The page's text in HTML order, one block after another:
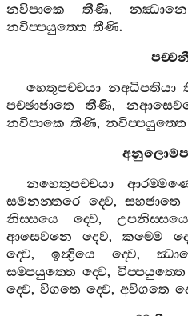
නවිපාකෙ
තීණි, නඣානෙ
නවිප‍්පයුත‍්තෙ තීණි.
හෙතුපච‍්චයා නඅධිපතියා
පච‍්ඡාජාතෙ
තීණි,
නවිපාකෙ තීණි, නවිප‍්පයුත‍්තෙ
නහෙතුපච‍්චයා
සමනන‍්තරෙ ද‍්වෙ,සහජාතෙ
නිස‍්සයෙ
ද‍්වෙ, උපනිස‍්සයෙ
ආසෙවනෙ
දෙව, කම‍්මෙ
ද‍්වෙ, ඉන්‍ද්‍රියෙ ද‍්වෙ,
සම‍්පයුත‍්තෙ ද‍්වෙ, විප‍්පයුත‍්තෙ
ද‍්වෙ, විගතෙ ද‍්වෙ, අවිගතෙ